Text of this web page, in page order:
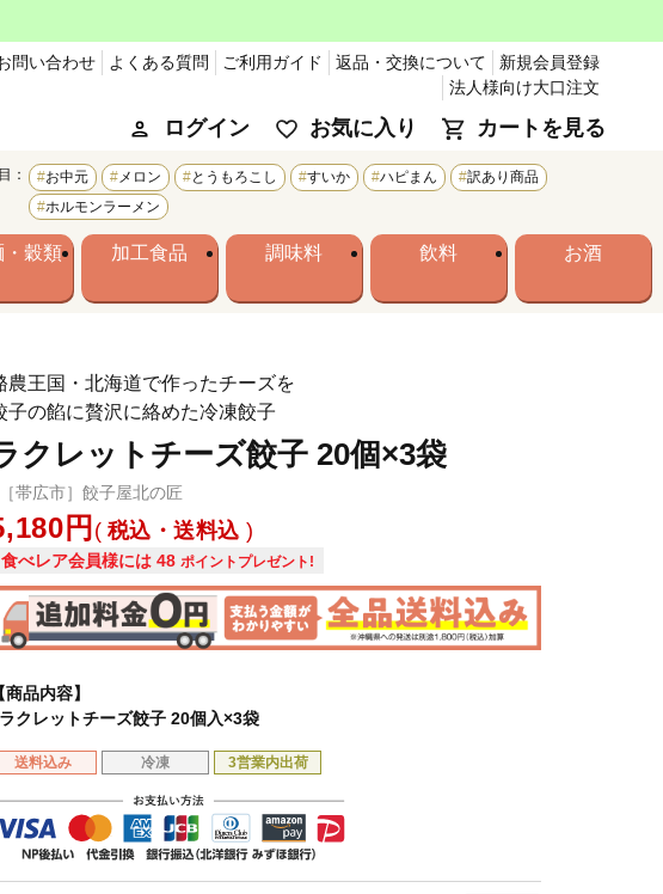
問い合わせ よくある質問 ご利用ガイド 返品・交換について
新規会員登録
法人様向け大口注文
ログイン お気に入り カートを見る
： お中元 メロン とうもろこし すいか ハピまん
訳あり商品
ホルモンラーメン
・穀類 加工食品 調味料 飲料 お酒
農王国・北海道で作ったチーズを
子の餡に贅沢に絡めた冷凍餃子
クレットチーズ餃子 20個×3袋
帯広市］餃子屋北の匠
税込・送料込
食べレア会員様には 48 ポイントプレゼント!
【商品内容】
クレットチーズ餃子 20個入×3袋
送料込み 冷凍 3営業内出荷